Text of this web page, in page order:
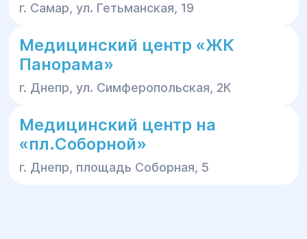
г. Самар, ул. Гетьманская, 19
Медицинский центр «ЖК
Панорама»
г. Днепр, ул. Симферопольская, 2К
Медицинский центр на
«пл.Соборной»
г. Днепр, площадь Соборная, 5